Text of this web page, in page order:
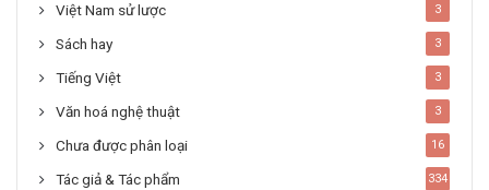
Việt Nam sử lược 3
Sách hay 3
Tiếng Việt 3
Văn hoá nghệ thuật 3
Chưa được phân loại 16
Tác giả & Tác phẩm 334